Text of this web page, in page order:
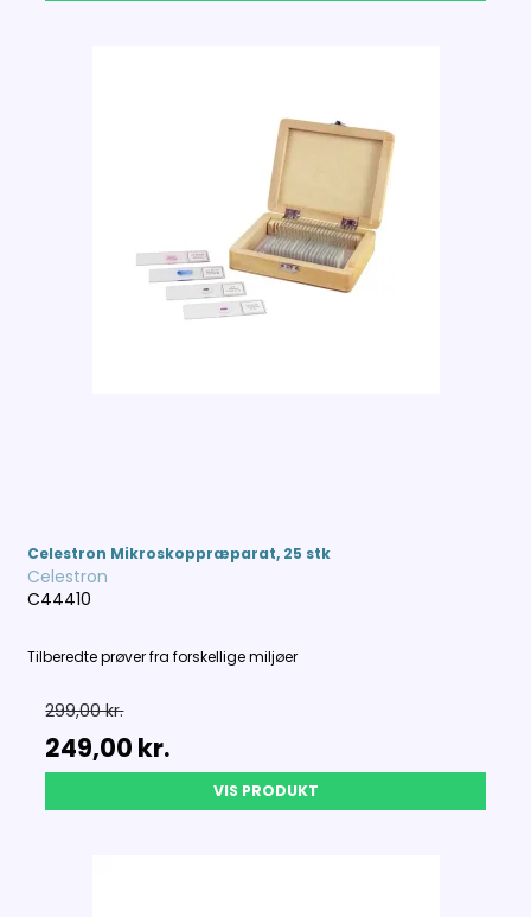
Celestron Mikroskoppræparat, 25 stk
Celestron
C44410
Tilberedte prøver fra forskellige miljøer
299,00 kr.
249,00 kr.
VIS PRODUKT